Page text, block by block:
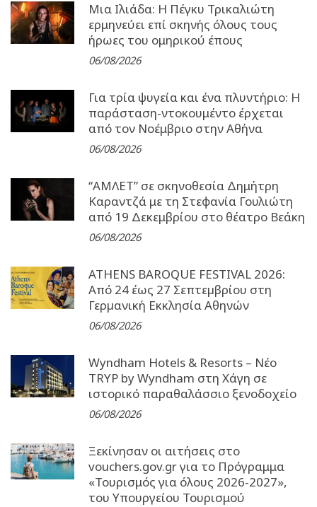
Μια Ιλιάδα: H Πέγκυ Τρικαλιώτη
ερμηνεύει επί σκηνής όλους τους
ήρωες του ομηρικού έπους
06/08/2026
Για τρία ψυγεία και ένα πλυντήριο: Η
παράσταση-ντοκουμέντο έρχεται
από τον Νοέμβριο στην Αθήνα
06/08/2026
“ΑΜΛΕΤ” σε σκηνοθεσία Δημήτρη
Καραντζά με τη Στεφανία Γουλιώτη
από 19 Δεκεμβρίου στο θέατρο Βεάκη
06/08/2026
ATHENS BAROQUE FESTIVAL 2026:
Από 24 έως 27 Σεπτεµβρίου στη
Γερµανική Εκκλησία Αθηνών
06/08/2026
Wyndham Hotels & Resorts – Νέο
TRYP by Wyndham στη Χάγη σε
ιστορικό παραθαλάσσιο ξενοδοχείο
06/08/2026
Ξεκίνησαν οι αιτήσεις στο
vouchers.gov.gr για το Πρόγραμμα
«Τουρισμός για όλους 2026-2027»,
του Υπουργείου Τουρισμού